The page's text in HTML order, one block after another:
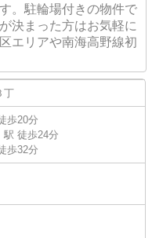
。駐輪場付きの物件で
決まった方はお気軽に
エリアや南海高野線初
丁
歩20分
駅 徒歩24分
歩32分